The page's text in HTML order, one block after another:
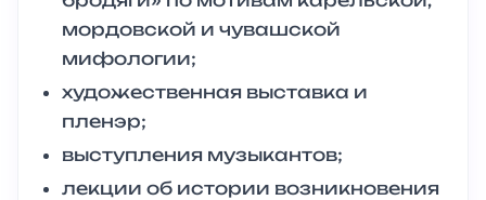
мордовской и чувашской
мифологии;
художественная выставка и
пленэр;
выступления музыкантов;
лекции об истории возникновения